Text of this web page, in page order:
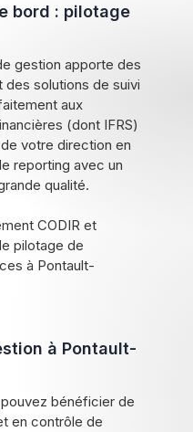
bord : pilotage
gestion apporte des
solutions de suivi
aux
(dont IFRS)
votre direction en
reporting avec un
qualité.
CODIR et
pilotage de
à Pontault-
à Pontault-
bénéficier de
en contrôle de